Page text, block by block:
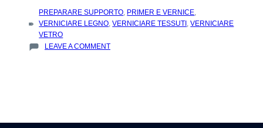
TAGS
:
PREPARARE SUPPORTO, PRIMER E VERNICE,
VERNICIARE LEGNO,VERNICIARE TESSUTI ,VERNICIARE
VETRO
LEAVE A COMMENTON
CUOIO..?